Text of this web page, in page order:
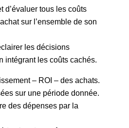
d’évaluer tous les coûts
sur l’ensemble de son
les décisions
intégrant les coûts cachés.
– ROI – des achats.
sur une période donnée.
des dépenses par la